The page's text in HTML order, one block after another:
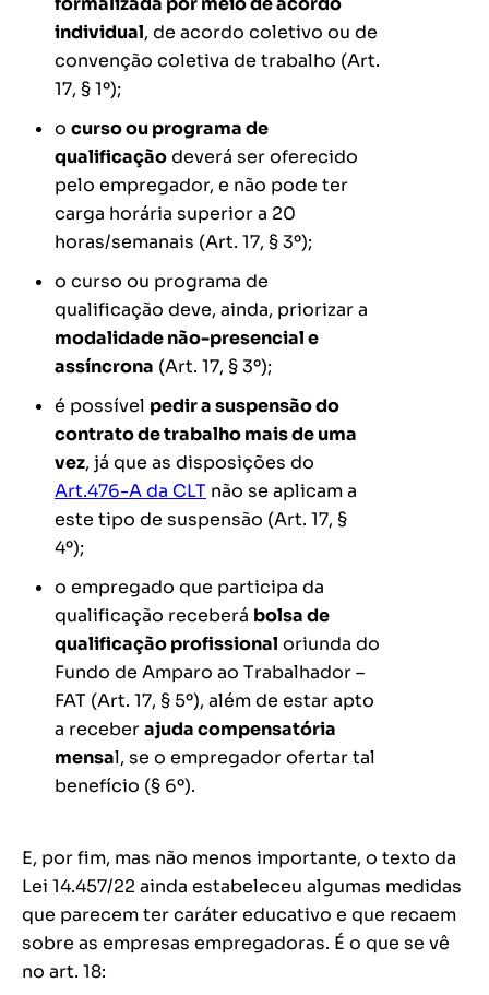
individual, de acordo coletivo ou de
convenção coletiva de trabalho (Art.
17, § 1º);
o curso ou programa de
qualificaçãodeverá ser oferecido
pelo empregador, e não pode ter
carga horária superior a 20
horas/semanais (Art. 17, § 3º);
o curso ou programa de
qualificação deve, ainda, priorizar a
modalidade não-presencial e
assíncrona (Art. 17, § 3º);
é possível pedir a suspensão do
contrato de trabalho mais de uma
vez, já que as disposições do
Art.476-A da CLT não se aplicam a
este tipo de suspensão (Art. 17, §
4º);
o empregado que participa da
qualificação receberá bolsa de
qualificação profissional oriunda do
Fundo de Amparo ao Trabalhador –
FAT (Art. 17, § 5º), além de estar apto
a receberajuda compensatória
mensal, se o empregador ofertar tal
benefício (§ 6º).
E, por fim, mas não menos importante, o texto da
Lei 14.457/22 ainda estabeleceu algumas medidas
que parecem ter caráter educativo e que recaem
sobre as empresas empregadoras. É o que se vê
no art. 18: